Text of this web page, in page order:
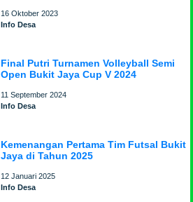
16 Oktober 2023
Info Desa
Final Putri Turnamen Volleyball Semi
Open Bukit Jaya Cup V 2024
11 September 2024
Info Desa
Kemenangan Pertama Tim Futsal Bukit
Jaya di Tahun 2025
12 Januari 2025
Info Desa